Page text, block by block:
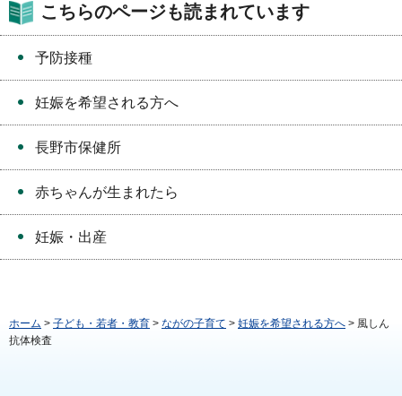
こちらのページも読まれています
予防接種
妊娠を希望される方へ
長野市保健所
赤ちゃんが生まれたら
妊娠・出産
ホーム > 子ども・若者・教育 > ながの子育て > 妊娠を希望される方へ > 風しん
抗体検査